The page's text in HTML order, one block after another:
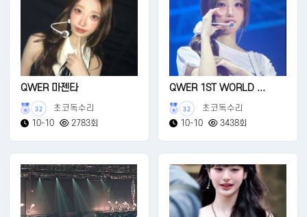
QWER 마젠타
32
초코독수리
10-10
2783회
QWER 1ST WORLD ...
32
초코독수리
10-10
3438회